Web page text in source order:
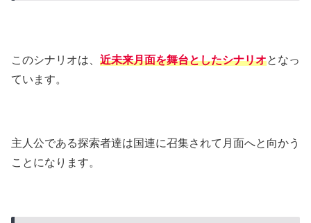
このシナリオは、 近未来月面を舞台としたシナリオとなっ
ています。
主人公である探索者達は国連に召集されて月面へと向かう
ことになります。